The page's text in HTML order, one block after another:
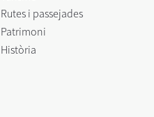
Rutes i passejades
Patrimoni
Història